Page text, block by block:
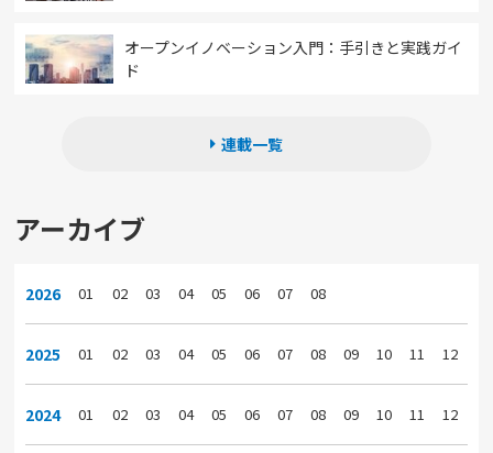
オープンイノベーション入門：手引きと実践ガイ
ド
連載一覧
アーカイブ
2026 01 02 03 04 05 06 07 08
2025 01 02 03 04 05 06 07 08 09 10 11 12
2024 01 02 03 04 05 06 07 08 09 10 11 12